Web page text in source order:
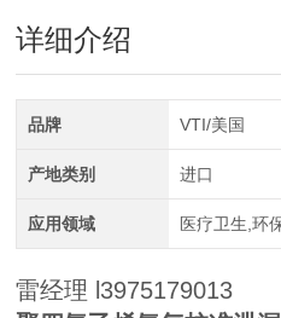
详细介绍
品牌 VTI/美国
产地类别 进口
应用领域 医疗卫生,环
雷经理 l3975179013